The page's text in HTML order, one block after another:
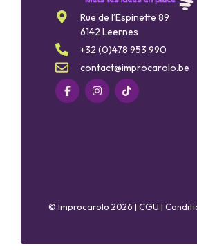
Rue de l’Espinette 89
6142 Leernes
+32 (0)478 953 990
contact@improcarolo.be
© Improcarolo 2026 | CGU |